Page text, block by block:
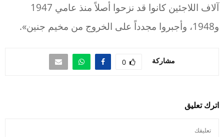
آلاف اللاجئين كانوا قد نزحوا أصلاً منذ عامي 1947
و1948، وأجبروا مجدداً على الخروج من مخيم جنين».
مشاركة 0
اترك تعليق